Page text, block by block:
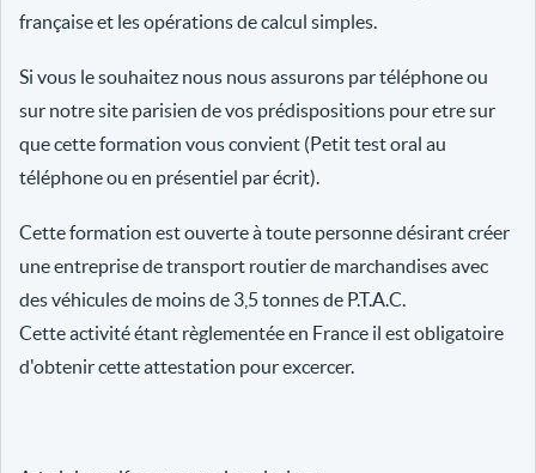
française et les opérations de calcul simples.
Si vous le souhaitez nous nous assurons par téléphone ou
sur notre site parisien de vos prédispositions pour etre sur
que cette formation vous convient (Petit test oral au
téléphone ou en présentiel par écrit).
Cette formation est ouverte à toute personne désirant créer
une entreprise de transport routier de marchandises avec
des véhicules de moins de 3,5 tonnes de P.T.A.C.
Cette activité étant règlementée en France il est obligatoire
d'obtenir cette attestation pour excercer.